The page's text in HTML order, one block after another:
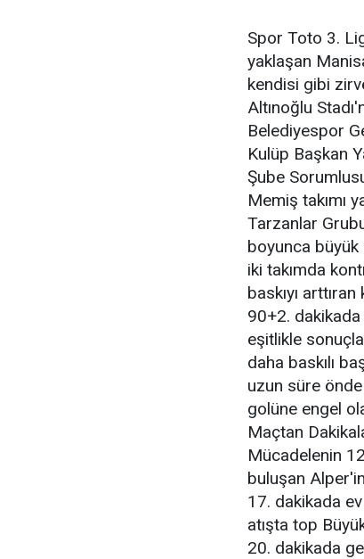
Spor Toto 3.
yaklaşan
kendisi gibi
Altınoğlu
Belediyespor
Kulüp Başkan
Şube
Memiş takımı
Tarzanlar
boyunca büyük
iki takımda
baskıyı
90+2. dakikada
eşitlikle
daha baskılı
uzun süre
golüne engel
Maçtan
Mücadelenin
buluşan
17. dakikada
atışta top
20. dakikada